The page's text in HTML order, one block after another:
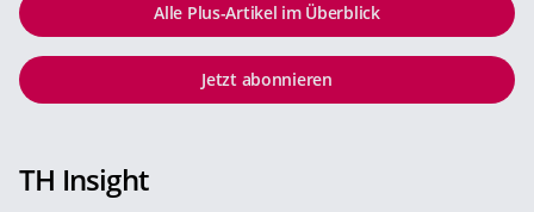
Alle Plus-Artikel im Überblick
Jetzt abonnieren
TH Insight